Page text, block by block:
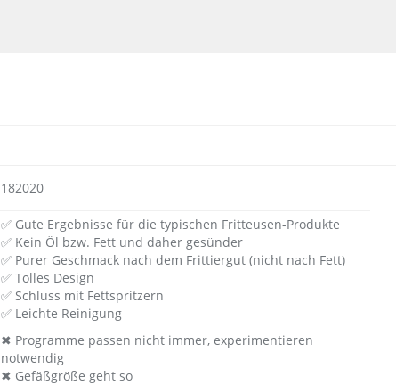
182020
✅ Gute Ergebnisse für die typischen Fritteusen-Produkte
✅ Kein Öl bzw. Fett und daher gesünder
✅ Purer Geschmack nach dem Frittiergut (nicht nach Fett)
✅ Tolles Design
✅ Schluss mit Fettspritzern
✅ Leichte Reinigung
✖ Programme passen nicht immer, experimentieren
notwendig
✖ Gefäßgröße geht so